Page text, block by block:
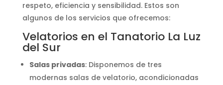
respeto, eficiencia y sensibilidad. Estos son
algunos de los servicios que ofrecemos:
Velatorios en el Tanatorio La Luz
del Sur
Salas privadas: Disponemos de tres
modernas salas de velatorio, acondicionadas